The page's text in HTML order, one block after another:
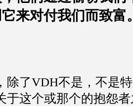
来对付我们而致富
除了VDH不是，不是
于这个或那个的抱怨